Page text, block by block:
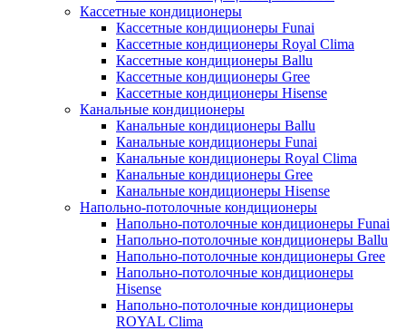
Кассетные кондиционеры
Кассетные кондиционеры Funai
Кассетные кондиционеры Royal Clima
Кассетные кондиционеры Ballu
Кассетные кондиционеры Gree
Кассетные кондиционеры Hisense
Канальные кондиционеры
Канальные кондиционеры Ballu
Канальные кондиционеры Funai
Канальные кондиционеры Royal Clima
Канальные кондиционеры Gree
Канальные кондиционеры Hisense
Напольно-потолочные кондиционеры
Напольно-потолочные кондиционеры Funai
Напольно-потолочные кондиционеры Ballu
Напольно-потолочные кондиционеры Gree
Напольно-потолочные кондиционеры
Hisense
Напольно-потолочные кондиционеры
ROYAL Clima